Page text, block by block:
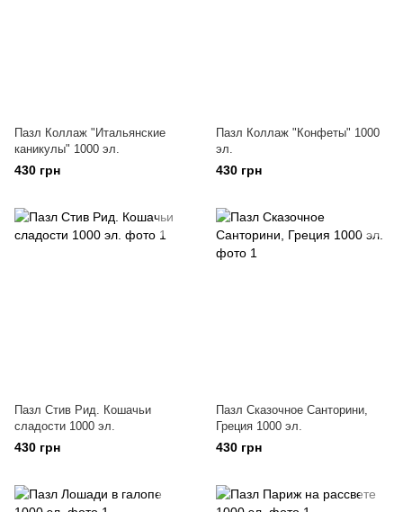
Пазл Коллаж "Итальянские
каникулы" 1000 эл.
430 грн
Пазл Коллаж "Конфеты" 1000
эл.
430 грн
Пазл Стив Рид. Кошачьи
сладости 1000 эл.
430 грн
Пазл Сказочное Санторини,
Греция 1000 эл.
430 грн